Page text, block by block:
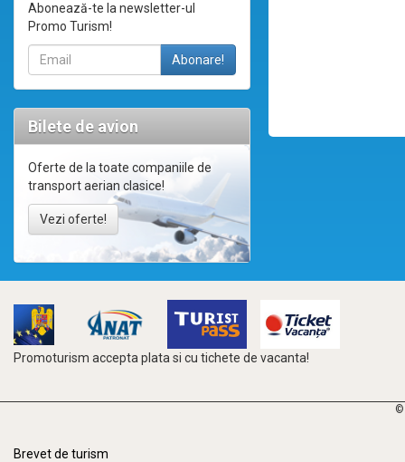
Abonează-te la newsletter-ul
Promo Turism!
Bilete de avion
Oferte de la toate companiile de
transport aerian clasice!
Vezi oferte!
Promoturism accepta plata si cu tichete de vacanta!
©
Brevet de turism